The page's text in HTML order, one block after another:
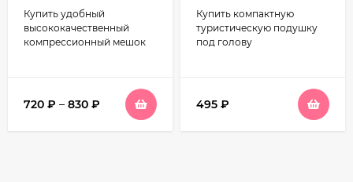
Купить удобный
высококачественный
компрессионный мешок
720 ₽ – 830 ₽
холлофайбер
Купить компактную
туристическую подушку
под голову
495 ₽